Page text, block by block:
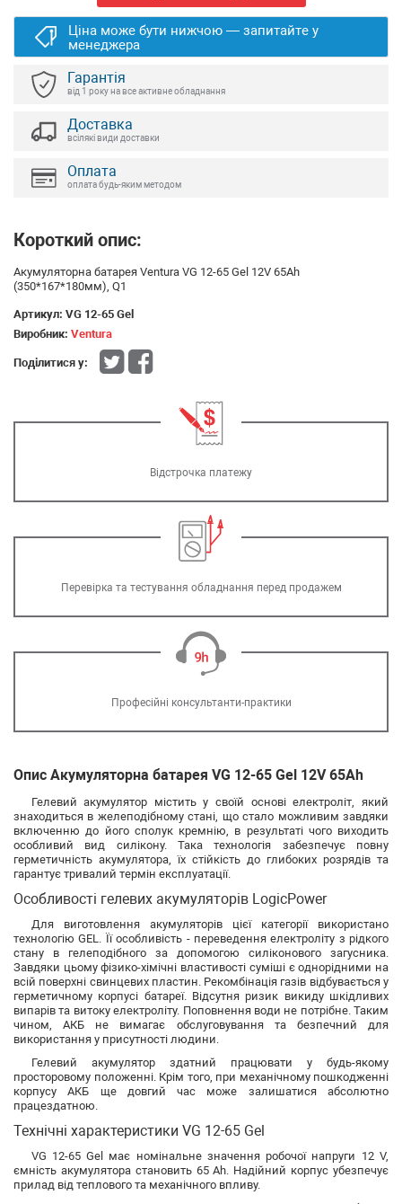
Ціна може бути нижчою — запитайте у
менеджера
Гарантія
від 1 року на все активне обладнання
Доставка
всілякі види доставки
Оплата
оплата будь-яким методом
Короткий опис:
Акумуляторна батарея Ventura VG 12-65 Gel 12V 65Ah
(350*167*180мм), Q1
Артикул: VG 12-65 Gel
Виробник: Ventura
Поділитися у:
Відстрочка платежу
Перевірка та тестування обладнання перед продажем
Професійні консультанти-практики
Опис Акумуляторна батарея VG 12-65 Gel 12V 65Ah
Гелевий акумулятор містить у своїй основі електроліт, який
знаходиться в желеподібному стані, що стало можливим завдяки
включенню до його сполук кремнію, в результаті чого виходить
особливий вид силікону. Така технологія забезпечує повну
герметичність акумулятора, їх стійкість до глибоких розрядів та
гарантує тривалий термін експлуатації.
Особливості гелевих акумуляторів LogicPower
Для виготовлення акумуляторів цієї категорії використано
технологію GEL. Її особливість - переведення електроліту з рідкого
стану в гелеподібного за допомогою силіконового загусника.
Завдяки цьому фізико-хімічні властивості суміші є однорідними на
всій поверхні свинцевих пластин. Рекомбінація газів відбувається у
герметичному корпусі батареї. Відсутня ризик викиду шкідливих
випарів та витоку електроліту. Поповнення води не потрібне. Таким
чином, АКБ не вимагає обслуговування та безпечний для
використання у присутності людини.
Гелевий акумулятор здатний працювати у будь-якому
просторовому положенні. Крім того, при механічному пошкодженні
корпусу АКБ ще довгий час може залишатися абсолютно
працездатною.
Технічні характеристики VG 12-65 Gel
VG 12-65 Gel має номінальне значення робочої напруги 12 V,
ємність акумулятора становить 65 Ah. Надійний корпус убезпечує
прилад від теплового та механічного впливу.